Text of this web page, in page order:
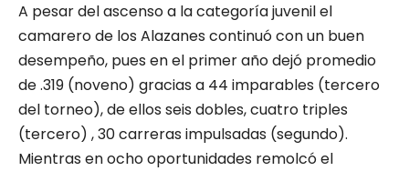
A pesar del ascenso a la categoría juvenil el
camarero de los Alazanes continuó con un buen
desempeño, pues en el primer año dejó promedio
de .319 (noveno) gracias a 44 imparables (tercero
del torneo), de ellos seis dobles, cuatro triples
(tercero) , 30 carreras impulsadas (segundo).
Mientras en ocho oportunidades remolcó el